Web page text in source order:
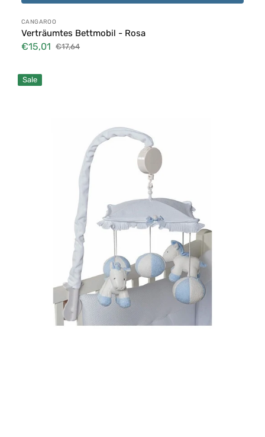
Anbieter:
CANGAROO
Verträumtes Bettmobil - Rosa
Verkaufspreis
€15,01
Normaler
€17,64
Mobile
Mami
Sale